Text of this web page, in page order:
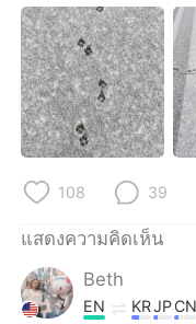
العربية
Deutsch
한국어
Indonesia
Türkçe
Português
108 39
แสดงความคิดเห็น
Beth
EN KRJPCN